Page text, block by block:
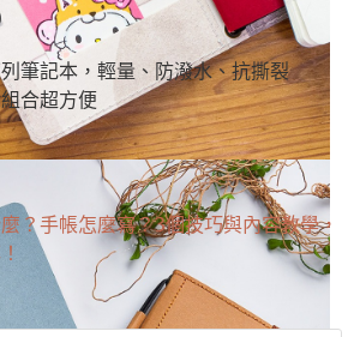
筆記本，輕量、防潑水、抗撕裂
合超方便
？手帳怎麼寫？3個技巧與內容教學，